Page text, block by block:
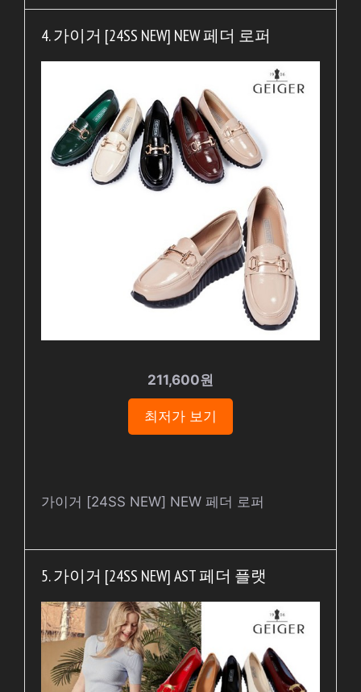
4. 가이거 [24SS NEW] NEW 페더 로퍼
211,600원
최저가 보기
가이거 [24SS NEW] NEW 페더 로퍼
5. 가이거 [24SS NEW] AST 페더 플랫